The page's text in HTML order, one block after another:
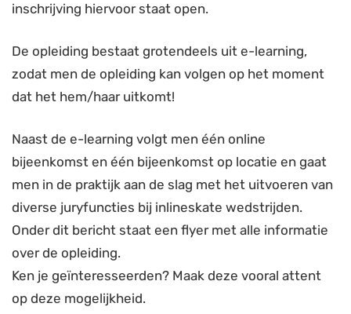
inschrijving hiervoor staat open.
De opleiding bestaat grotendeels uit e-learning,
zodat men de opleiding kan volgen op het moment
dat het hem/haar uitkomt!
Naast de e-learning volgt men één online
bijeenkomst en één bijeenkomst op locatie en gaat
men in de praktijk aan de slag met het uitvoeren van
diverse juryfuncties bij inlineskate wedstrijden.
Onder dit bericht staat een flyer met alle informatie
over de opleiding.
Ken je geïnteresseerden? Maak deze vooral attent
op deze mogelijkheid.